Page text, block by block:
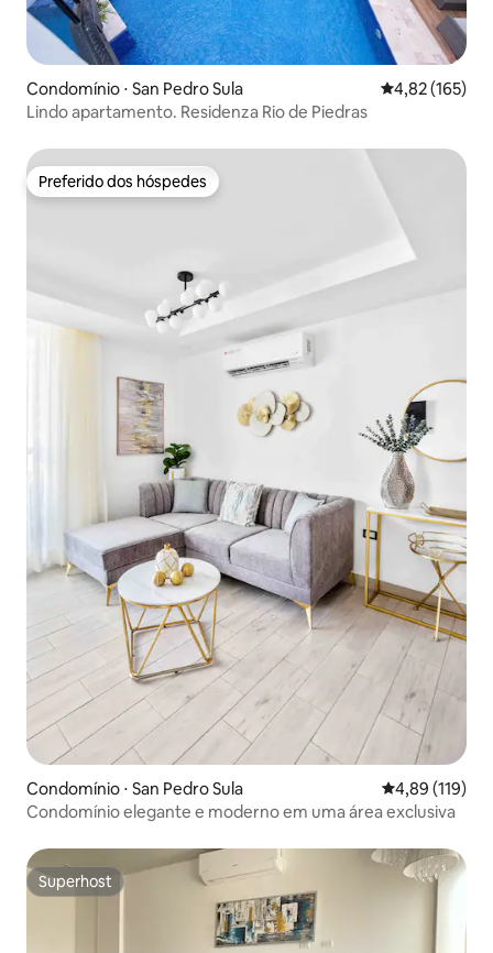
Condomínio ⋅ San Pedro Sula 4,82 de uma
4,82 (165)
Lindo apartamento. Residenza Rio de Piedras
Preferido dos hóspedes
Preferido dos hóspedes
Condomínio ⋅ San Pedro Sula 4,89 de uma
4,89 (119)
Condomínio elegante e moderno em uma área exclusiva
Superhost
Superhost